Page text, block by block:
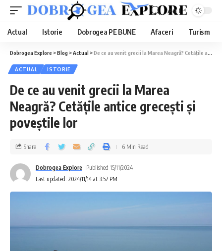
Aa
Actual Istorie Dobrogea PE BUNE Afaceri Turism
Dobrogea Explore >Blog >Actual >De ce au venit grecii la Marea Neagră? Cetățile antice grecești și poveștile lor
ACTUAL ISTORIE
De ce au venit grecii la Marea
Neagră? Cetățile antice grecești și
poveștile lor
Last updated: 2024/11/14 at 3:57 PM
Dobrogea Explore Published 15/11/2024
Share 6 Min Read